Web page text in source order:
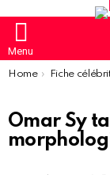
Menu
You are here:
Home Fiche
Omar Sy